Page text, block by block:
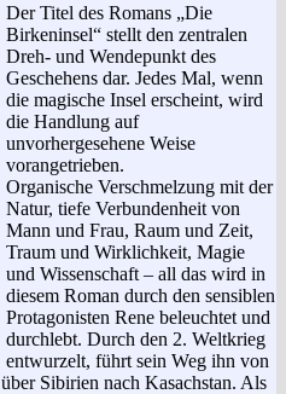
Der Titel des Romans „Die
Birkeninsel“ stellt den zentralen
Dreh- und Wendepunkt des
Geschehens dar. Jedes Mal, wenn
die magische Insel erscheint, wird
die Handlung auf
unvorhergesehene Weise
vorangetrieben.
Organische Verschmelzung mit der
Natur, tiefe Verbunden­heit von
Mann und Frau, Raum und Zeit,
Traum und Wirklichkeit, Magie
und Wissenschaft – all das wird in
diesem Roman durch den sensiblen
Protagonisten Rene beleuchtet und
durchlebt. Durch den 2. Weltkrieg
entwurzelt, führt sein Weg ihn von
Sibirien nach Kasachstan. Als